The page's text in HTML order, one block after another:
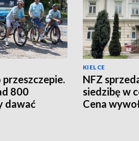
800
dawać
KIELCE
NFZ
siedzibę w
Cena